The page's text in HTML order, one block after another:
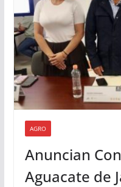
AGRO
Anuncian
Aguacate de